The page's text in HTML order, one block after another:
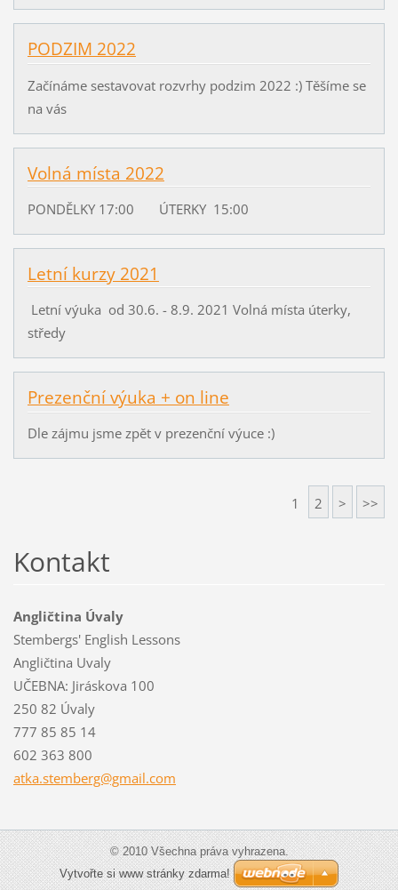
PODZIM 2022
Začínáme sestavovat rozvrhy podzim 2022 :) Těšíme se
na vás
Volná místa 2022
PONDĚLKY 17:00 ÚTERKY 15:00
Letní kurzy 2021
Letní výuka od 30.6. - 8.9. 2021 Volná místa úterky,
středy
Prezenční výuka + on line
Dle zájmu jsme zpět v prezenční výuce :)
1 2 > >>
Kontakt
Angličtina Úvaly
Stembergs' English Lessons
Angličtina Uvaly
UČEBNA: Jiráskova 100
250 82 Úvaly
777 85 85 14
602 363 800
atka.stemberg@gmail.com
© 2010 Všechna práva vyhrazena.
Vytvořte si www stránky zdarma!